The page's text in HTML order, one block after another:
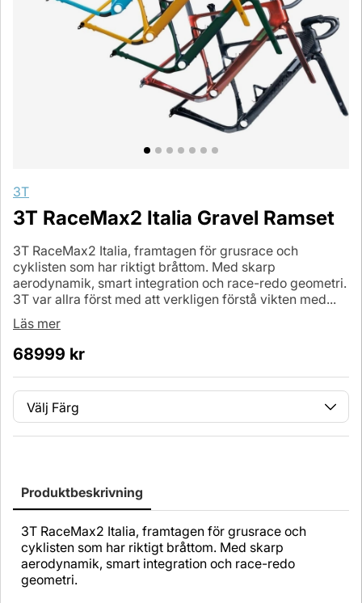
3T
3T RaceMax2 Italia Gravel Ramset
3T RaceMax2 Italia, framtagen för grusrace och
cyklisten som har riktigt bråttom. Med skarp
aerodynamik, smart integration och race-redo geometri.
3T var allra först med att verkligen förstå vikten med...
Läs mer
68999 kr
Färg
Produktbeskrivning
3T RaceMax2 Italia, framtagen för grusrace och
cyklisten som har riktigt bråttom. Med skarp
aerodynamik, smart integration och race-redo
geometri.